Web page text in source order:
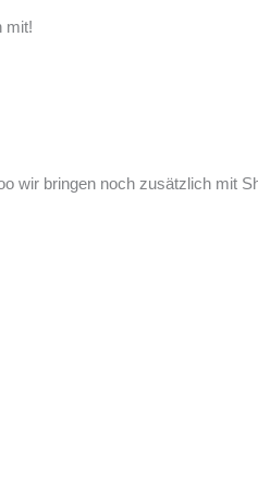
mit!
wir bringen noch zusätzlich mit